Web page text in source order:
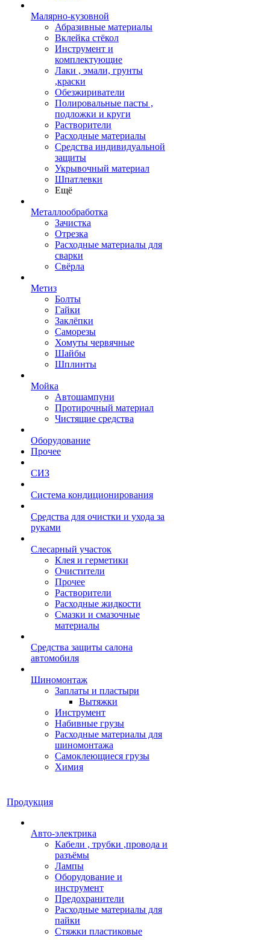
Малярно-кузовной
Абразивные материалы
Вклейка стёкол
Инструмент и
комплектующие
Лаки , эмали, грунты
,краски
Обезжириватели
Полировальные пасты ,
подложки и круги
Растворители
Расходные материалы
Средства индивидуальной
защиты
Укрывочный материал
Шпатлевки
Ещё
Металлообработка
Зачистка
Отрезка
Расходные материалы для
сварки
Свёрла
Метиз
Болты
Гайки
Заклёпки
Саморезы
Хомуты червячные
Шайбы
Шплинты
Мойка
Автошампуни
Протирочный материал
Чистящие средства
Оборудование
Прочее
СИЗ
Система кондиционирования
Средства для очистки и ухода за
руками
Слесарный участок
Клея и герметики
Очистители
Прочее
Растворители
Расходные жидкости
Смазки и смазочные
материалы
Средства защиты салона
автомобиля
Шиномонтаж
Заплаты и пластыри
Вытяжки
Инструмент
Набивные грузы
Расходные материалы для
шиномонтажа
Самоклеющиеся грузы
Химия
Продукция
Авто-электрика
Кабели , трубки ,провода и
разъёмы
Лампы
Оборудование и
инструмент
Предохранители
Расходные материалы для
пайки
Стяжки пластиковые